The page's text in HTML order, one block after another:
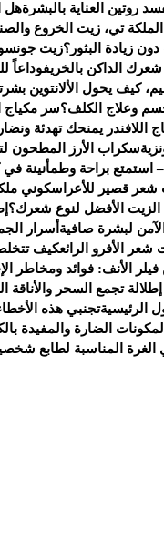
هل
تي، زيت الخروع
زيادة البثور؟زيت
الداكن بالخريفوداعاً
كيف يحول الألانتوين
وعلاج الكلف؟سر مكياج
يمنحك تهدئة
سكراب الأرز المطحون
استمتع براحة وطمأنينة
شعر قصير للأعراسكوني
الزيت الأفضل لنوع شعرك؟
لبشرة صافية أسرار
الأفرو الرائعكيف
الأنف: فوائد ومخاطر
تجمع السحر والأناقة
الرئيسيةتجنبي هذه
المكونات الضارة والمفيدة
الغرة المناسبة لطابع